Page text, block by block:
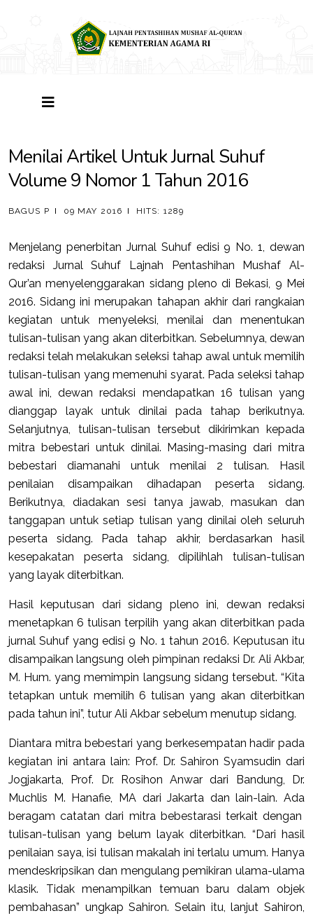
Menilai Artikel Untuk Jurnal Suhuf
Volume 9 Nomor 1 Tahun 2016
BAGUS P 09 MAY 2016 HITS: 1289
Menjelang penerbitan Jurnal Suhuf edisi 9 No. 1, dewan
redaksi Jurnal Suhuf Lajnah Pentashihan Mushaf Al-
Qur’an menyelenggarakan sidang pleno di Bekasi, 9 Mei
2016. Sidang ini merupakan tahapan akhir dari rangkaian
kegiatan untuk menyeleksi, menilai dan menentukan
tulisan-tulisan yang akan diterbitkan. Sebelumnya, dewan
redaksi telah melakukan seleksi tahap awal untuk memilih
tulisan-tulisan yang memenuhi syarat. Pada seleksi tahap
awal ini, dewan redaksi mendapatkan 16 tulisan yang
dianggap layak untuk dinilai pada tahap berikutnya.
Selanjutnya, tulisan-tulisan tersebut dikirimkan kepada
mitra bebestari untuk dinilai. Masing-masing dari mitra
bebestari diamanahi untuk menilai 2 tulisan. Hasil
penilaian disampaikan dihadapan peserta sidang.
Berikutnya, diadakan sesi tanya jawab, masukan dan
tanggapan untuk setiap tulisan yang dinilai oleh seluruh
peserta sidang. Pada tahap akhir, berdasarkan hasil
kesepakatan peserta sidang, dipilihlah tulisan-tulisan
yang layak diterbitkan.
Hasil keputusan dari sidang pleno ini, dewan redaksi
menetapkan 6 tulisan terpilih yang akan diterbitkan pada
jurnal Suhuf yang edisi 9 No. 1 tahun 2016. Keputusan itu
disampaikan langsung oleh pimpinan redaksi Dr. Ali Akbar,
M. Hum. yang memimpin langsung sidang tersebut. “Kita
tetapkan untuk memilih 6 tulisan yang akan diterbitkan
pada tahun ini”, tutur Ali Akbar sebelum menutup sidang.
Diantara mitra bebestari yang berkesempatan hadir pada
kegiatan ini antara lain: Prof. Dr. Sahiron Syamsudin dari
Jogjakarta, Prof. Dr. Rosihon Anwar dari Bandung, Dr.
Muchlis M. Hanafie, MA dari Jakarta dan lain-lain. Ada
beragam catatan dari mitra bebestarasi terkait dengan
tulisan-tulisan yang belum layak diterbitkan. “Dari hasil
penilaian saya, isi tulisan makalah ini terlalu umum. Hanya
mendeskripsikan dan mengulang pemikiran ulama-ulama
klasik. Tidak menampilkan temuan baru dalam objek
pembahasan” ungkap Sahiron. Selain itu, lanjut Sahiron,